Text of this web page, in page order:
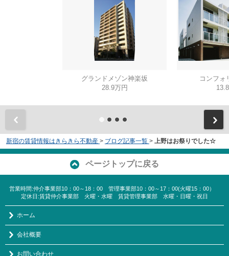
グランドメゾン神楽坂
28.9万円
コンフォ
新宿の賃貸情報はきらきら不動産 > ブログ記事一覧 > 上野はお祭りでした☆
ページトップに戻る
営業時間:仲介事業部10：00～18：00 管理事業部10：00～17：00(火曜15：00）
定休日:賃貸仲介事業部 火曜・水曜 賃貸管理事業部 水曜・日曜・祝日
ホーム
会社概要
お問い合わせ